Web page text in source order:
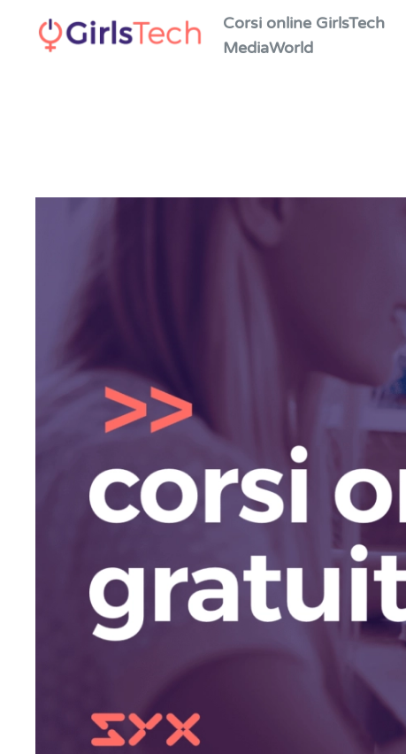
Skip to main content
Corsi online GirlsTech
MediaWorld